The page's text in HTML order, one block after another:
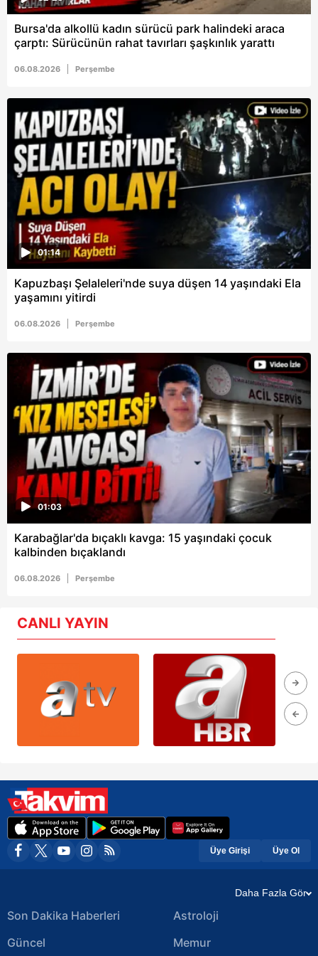
vasıtasıyla belirleyebilirsiniz. Çerezlere ilişkin detaylı bilgi
için Ayarlar butonuna tıklayabilir, Çerez Bilgilendirme
Metnimiziziyaret edebilirsiniz.
hazırlanmış Aydınlatma Metnimizi okumak ve sitemizde
ilgili mevzuata uygun olarak kullanılan çerezlerle ilgili bilgi
almak için lütfentıklayınız
Bursa'da alkollü kadın sürücü park halindeki araca
çarptı: Sürücünün rahat tavırları şaşkınlık yarattı
06.08.2026 Perşembe
01:14
Kapuzbaşı Şelaleleri'nde suya düşen 14 yaşındaki Ela
yaşamını yitirdi
06.08.2026 Perşembe
01:03
Karabağlar'da bıçaklı kavga: 15 yaşındaki çocuk
kalbinden bıçaklandı
06.08.2026 Perşembe
CANLI YAYIN
Üye Girişi Üye Ol
Daha Fazla Gör
Son Dakika Haberleri
Güncel
Astroloji
Memur